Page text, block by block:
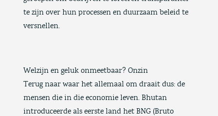
te zijn over hun processen en duurzaam beleid te
versnellen.
Welzijn en geluk onmeetbaar? Onzin
Terug naar waar het allemaal om draait dus: de
mensen die in die economie leven. Bhutan
introduceerde als eerste land het BNG (Bruto